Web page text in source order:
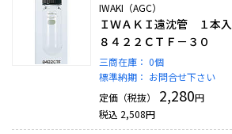
IWAKI（AGC）
ＩＷＡＫＩ遠沈管 １本入
８４２２ＣＴＦ－３０
三商在庫： 0個
標準納期： お問合せ下さい
定価（税抜）
2,280円
税込 2,508円